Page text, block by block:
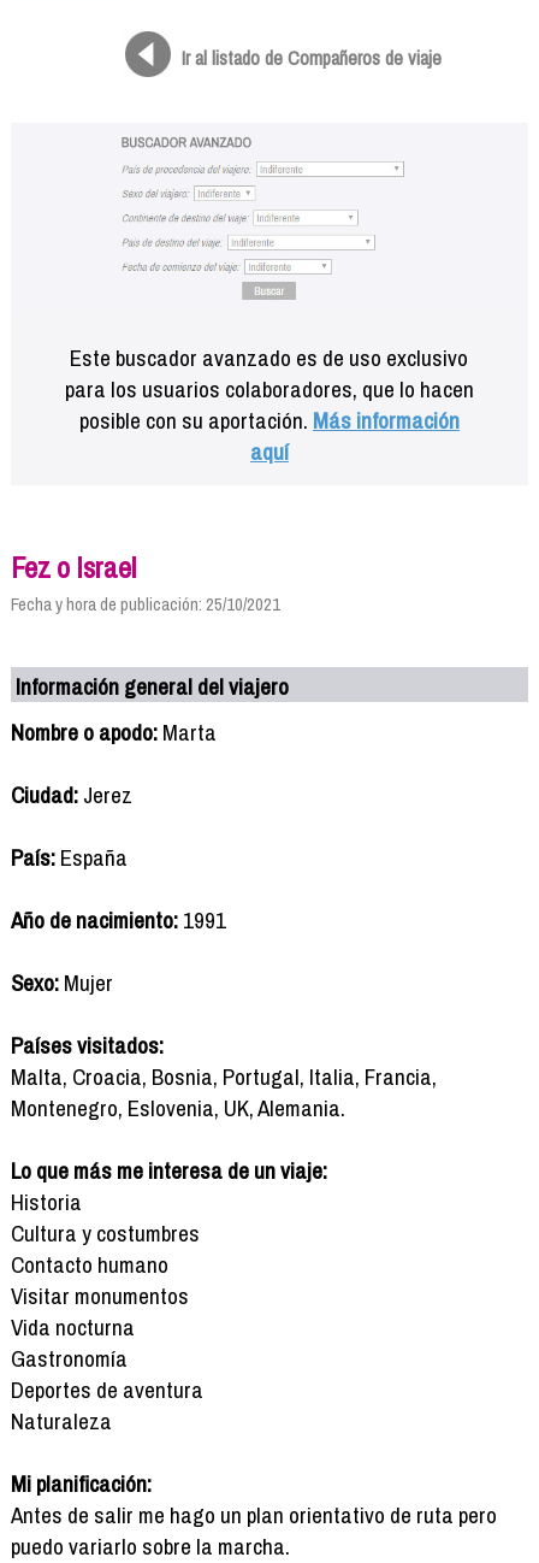
Ir al listado de Compañeros de viaje
Este buscador avanzado es de uso exclusivo
para los usuarios colaboradores, que lo hacen
posible con su aportación. Más información
aquí
Fez o Israel
Fecha y hora de publicación: 25/10/2021
Información general del viajero
Nombre o apodo:Marta
Ciudad:Jerez
País:España
Año de nacimiento:1991
Sexo:Mujer
Países visitados:
Malta, Croacia, Bosnia, Portugal, Italia, Francia,
Montenegro, Eslovenia, UK, Alemania.
Lo que más me interesa de un viaje:
Historia
Cultura y costumbres
Contacto humano
Visitar monumentos
Vida nocturna
Gastronomía
Deportes de aventura
Naturaleza
Mi planificación:
Antes de salir me hago un plan orientativo de ruta pero
puedo variarlo sobre la marcha.